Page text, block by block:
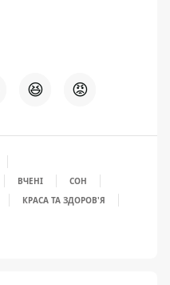
😆 😡
ВЧЕНІ
СОН
КРАСА ТА ЗДОРОВ'Я